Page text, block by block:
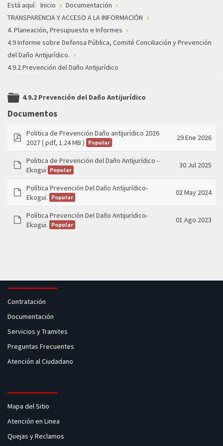
Está aquí: Inicio
Documentación
TRANSPARENCIA Y ACCESO A LA INFORMACIÓN
4. Planeación, Presupuesto e Informes
4.9 Informe sobre Defensa Pública, Comité Conciliación y Prevención
del Daño Antijurídico.
4.9.2 Prevención del Daño Antijurídico
folder
4.9.2 Prevención del Daño Antijurídico
Documentos
Politica de Prevención Daño antijurídico 2026
2027( pdf, 1.24 MB ) Popular
29 Ene 2026
default
Politica de Prevención del Daño Antijurídico -
Ekogui Popular
30 Jul 2025
default
Política Prevención Del Daño Antijurídico-
Ekogui. Popular
02 May 2024
default
Política Prevención Del Daño Antijurídico-
Ekogui. Popular
01 Ago 2023
Contratación
Documentación
Servicios y Tramites
Preguntas Frecuentes
Atención al Ciudadano
Mapa del Sitio
Atención en Linea
Quejas y Reclamos